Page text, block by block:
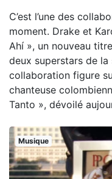
C’est l’une des
moment. Drake et
Ahí », un nouveau
deux superstars de
collaboration figure
chanteuse
Tanto », dévoilé
Musique